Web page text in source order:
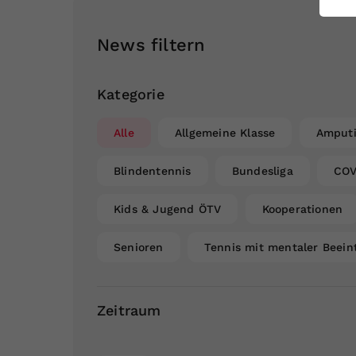
News filtern
Kategorie
Alle Allgemeine Klasse
Blindentennis Bundesliga
Kids & Jugend ÖTV Kooperationen
Senioren Tennis mit mentaler
Zeitraum